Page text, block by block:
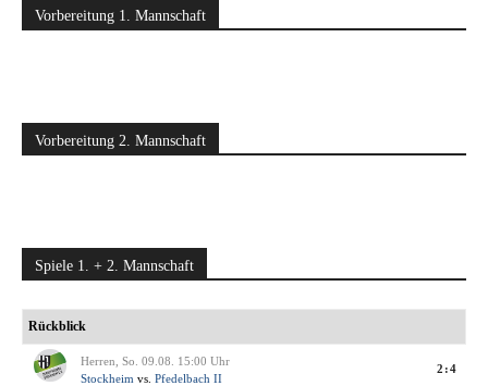
Vorbereitung 1. Mannschaft
Vorbereitung 2. Mannschaft
Spiele 1. + 2. Mannschaft
Rückblick
Herren, So. 09.08. 15:00 Uhr
Stockheim vs. Pfedelbach II
2:4